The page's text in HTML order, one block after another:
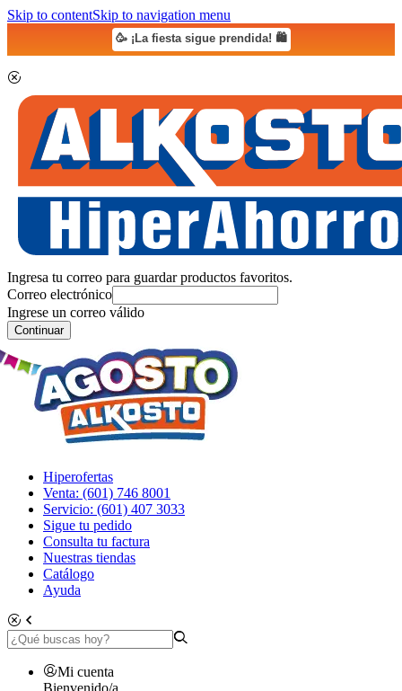
Skip to contentSkip to navigation menu
🥳 ¡La fiesta sigue prendida! 🛍️
Ingresa tu correo para guardar productos favoritos.
Correo electrónico
Ingrese un correo válido
Continuar
Hiperofertas
Venta: (601) 746 8001
Servicio: (601) 407 3033
Sigue tu pedido
Consulta tu factura
Nuestras tiendas
Catálogo
Ayuda
Mi cuenta
Bienvenido/a